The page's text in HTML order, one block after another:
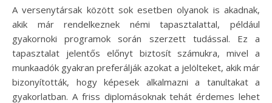
A versenytársak között sok esetben olyanok is akadnak,
akik már rendelkeznek némi tapasztalattal, például
gyakornoki programok során szerzett tudással. Ez a
tapasztalat jelentős előnyt biztosít számukra, mivel a
munkaadók gyakran preferálják azokat a jelölteket, akik már
bizonyították, hogy képesek alkalmazni a tanultakat a
gyakorlatban. A friss diplomásoknak tehát érdemes lehet